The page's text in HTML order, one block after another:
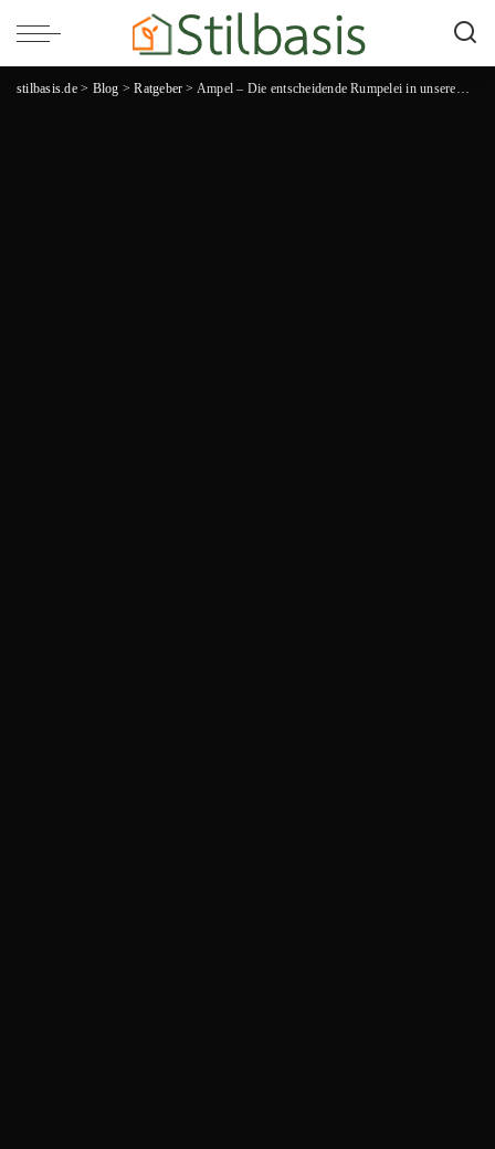
stilbasis.de> Blog >Ratgeber > Ampel – Die entscheidende Rumpelei in unserem Alltag!